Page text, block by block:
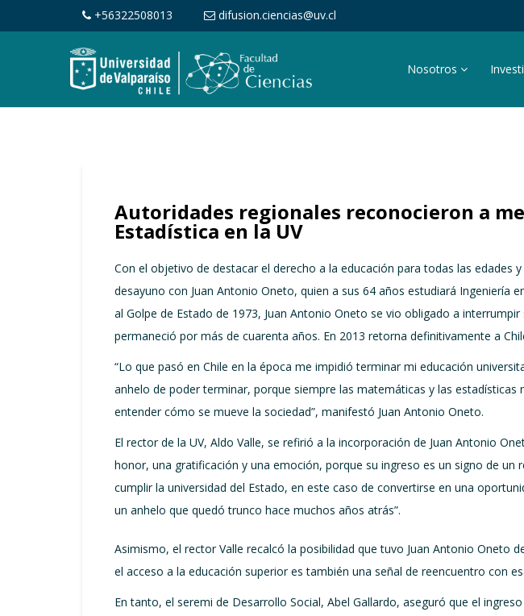
+56322508013 difusion.ciencias@uv.cl
Nosotros
Autoridades regionales reconocieron a
Estadística en la UV
Con el objetivo de destacar el derecho a la educación para todas las
desayuno con Juan Antonio Oneto, quien a sus 64 años estudiará Ingeniería
al Golpe de Estado de 1973, Juan Antonio Oneto se vio obligado a
permaneció por más de cuarenta años. En 2013 retorna definitivamente a
“Lo que pasó en Chile en la época me impidió terminar mi educación
anhelo de poder terminar, porque siempre las matemáticas y las
entender cómo se mueve la sociedad”, manifestó Juan Antonio Oneto.
El rector de la UV, Aldo Valle, se refirió a la incorporación de Juan Antonio
honor, una gratificación y una emoción, porque su ingreso es un signo de
cumplir la universidad del Estado, en este caso de convertirse en una
un anhelo que quedó trunco hace muchos años atrás”.
Asimismo, el rector Valle recalcó la posibilidad que tuvo Juan Antonio Oneto
el acceso a la educación superior es también una señal de reencuentro con
En tanto, el seremi de Desarrollo Social, Abel Gallardo, aseguró que el